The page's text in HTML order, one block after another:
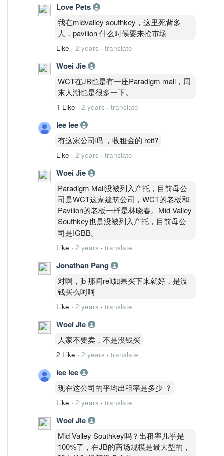
Love Pets
我在midvalley southkey，这里死背多
人，pavilion 什么时候要来抢市场
Like · 2 years · translate
Woei Jie
WCT在JB也是有一座Paradigm mall，周
末人潮也是很多一下。
1 Like · 2 years · translate
lee lee
有这家公司吗 ，收租金的 reit?
Like · 2 years · translate
Woei Jie
Paradigm Mall没被列入产托，目前母公
司是WCT这家建筑公司，WCT的老板和
Pavilion的老板一样是林晓春。Mid Valley
Southkey也是没被列入产托，目前母公
司是IGBB。
Like · 2 years · translate
Jonathan Pang
对啊，jb 那间reit如果买下来就好，是没
钱买么呵呵
Like · 2 years · translate
Woei Jie
人家不要卖，不是没钱买
2 Like · 2 years · translate
lee lee
现在这公司的平均出租率是多少 ？
Like · 2 years · translate
Woei Jie
Mid Valley Southkey吗？出租率几乎是
100%了，在JB的商场规模是最大型的，